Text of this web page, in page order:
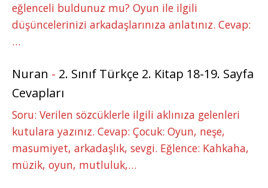
eğlenceli buldunuz mu? Oyun ile ilgili
düşüncelerinizi arkadaşlarınıza anlatınız. Cevap:
…
Nuran - 2. Sınıf Türkçe 2. Kitap 18-19. Sayfa
Cevapları
Soru: Verilen sözcüklerle ilgili aklınıza gelenleri
kutulara yazınız. Cevap: Çocuk: Oyun, neşe,
masumiyet, arkadaşlık, sevgi. Eğlence: Kahkaha,
müzik, oyun, mutluluk,…